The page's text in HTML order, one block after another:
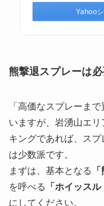
Yahoo
熊撃退スプレーは必
「高価なスプレーま
いますが、岩湧山エ
キングであれば、ス
は少数派です。
まずは、基本となる
を呼べる 「ホイッスル
にしてください。